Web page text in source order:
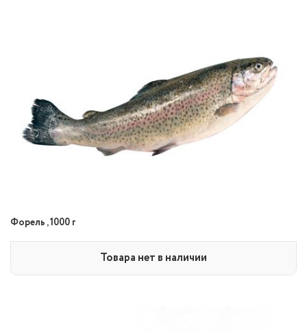
Форель , 1000 г
Товара нет в наличии